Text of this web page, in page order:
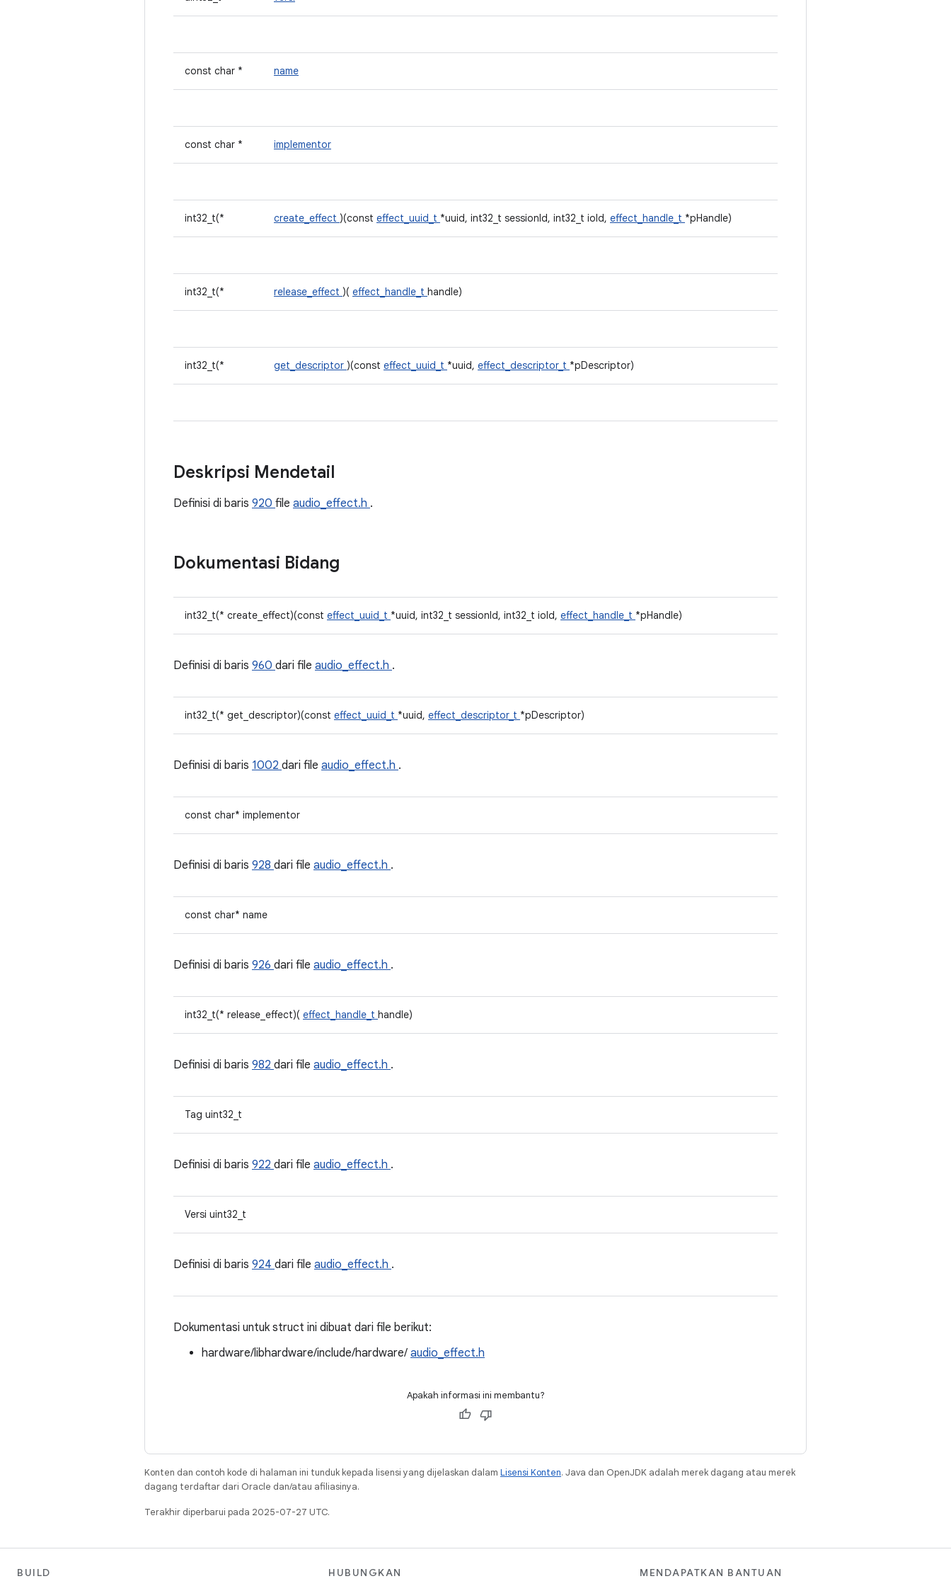
const char * name
const char * implementor
int32_t(* create_effect )(const effect_uuid_t *uuid, int32_t sessionId, int32_t ioId, effect_handle_t *pHandle)
int32_t(* release_effect )( effect_handle_t handle)
int32_t(* get_descriptor )(const effect_uuid_t *uuid, effect_descriptor_t *pDescriptor)
Deskripsi Mendetail
Definisi di baris 920 file audio_effect.h .
Dokumentasi Bidang
int32_t(* create_effect)(const effect_uuid_t *uuid, int32_t sessionId, int32_t ioId, effect_handle_t *pHandle)
Definisi di baris 960 dari file audio_effect.h .
int32_t(* get_descriptor)(const effect_uuid_t *uuid, effect_descriptor_t *pDescriptor)
Definisi di baris 1002 dari file audio_effect.h .
const char* implementor
Definisi di baris 928 dari file audio_effect.h .
const char* name
Definisi di baris 926 dari file audio_effect.h .
int32_t(* release_effect)( effect_handle_t handle)
Definisi di baris 982 dari file audio_effect.h .
Tag uint32_t
Definisi di baris 922 dari file audio_effect.h .
Versi uint32_t
Definisi di baris 924 dari file audio_effect.h .
Dokumentasi untuk struct ini dibuat dari file berikut:
hardware/libhardware/include/hardware/ audio_effect.h
Apakah informasi ini membantu?
Konten dan contoh kode di halaman ini tunduk kepada lisensi yang dijelaskan dalam Lisensi Konten. Java dan OpenJDK adalah merek dagang atau merek
dagang terdaftar dari Oracle dan/atau afiliasinya.
Terakhir diperbarui pada 2025-07-27 UTC.
BUILD HUBUNGKAN MENDAPATKAN BANTUAN